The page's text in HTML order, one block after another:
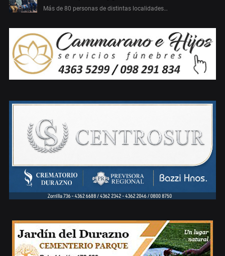
Más de 80 personas de distintas localidades…